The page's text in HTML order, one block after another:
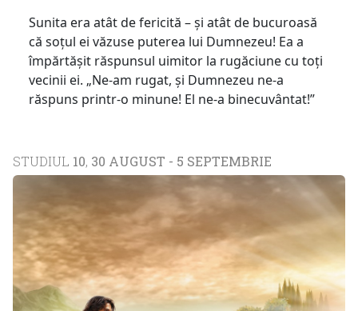
Sunita era atât de fericită – și atât de bucuroasă
că soțul ei văzuse puterea lui Dumnezeu! Ea a
împărtășit răspunsul uimitor la rugăciune cu toți
vecinii ei. „Ne-am rugat, și Dumnezeu ne-a
răspuns printr-o minune! El ne-a binecuvântat!”
STUDIUL 10, 30 AUGUST - 5 SEPTEMBRIE